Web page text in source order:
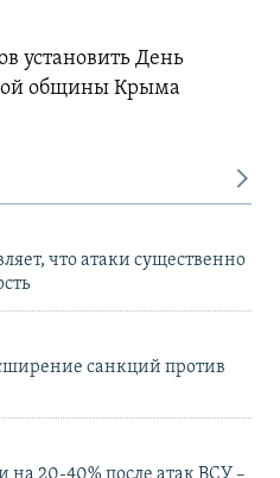
установить День
общины Крыма
что атаки существенно
санкций против